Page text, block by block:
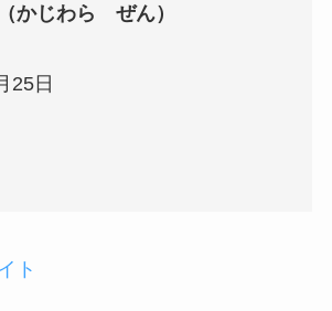
かじわら ぜん）
25日
ト